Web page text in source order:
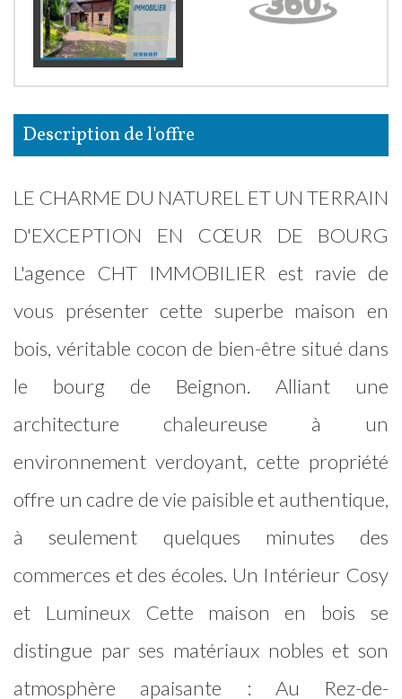
description de l'offre
LE CHARME DU NATUREL ET UN TERRAIN
D'EXCEPTION EN CŒUR DE BOURG
L'agence CHT IMMOBILIER est ravie de
vous présenter cette superbe maison en
bois, véritable cocon de bien-être situé dans
le bourg de Beignon. Alliant une
architecture chaleureuse à un
environnement verdoyant, cette propriété
offre un cadre de vie paisible et authentique,
à seulement quelques minutes des
commerces et des écoles. Un Intérieur Cosy
et Lumineux Cette maison en bois se
distingue par ses matériaux nobles et son
atmosphère apaisante : Au Rez-de-